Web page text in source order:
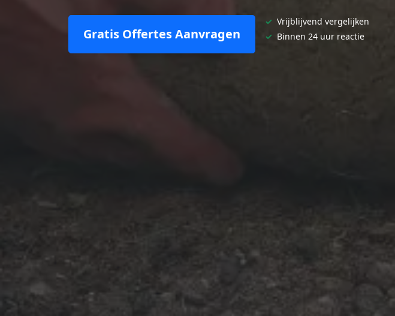
Gratis Offertes Aanvragen
✓ Vrijblijvend vergelijken
✓ Binnen 24 uur reactie